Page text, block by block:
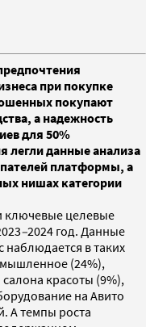
при покупке
покупают
а надежность
для 50%
легли данные анализа
платформы, а
нишах категории
ключевые целевые
–2024 год. Данные
в таких
(24%),
красоты (9%),
на Авито
А темпы роста